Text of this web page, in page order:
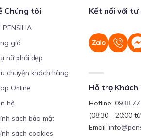
Chúng tôi
PENSILIA
giá
nữ phải đẹp
chuyện khách hàng
Online
hệ
sách bảo mật
sách cookies
Kết nối với tư
Hỗ trợ Khách
Hotline:0938
(08:30 - 20:00
Email: